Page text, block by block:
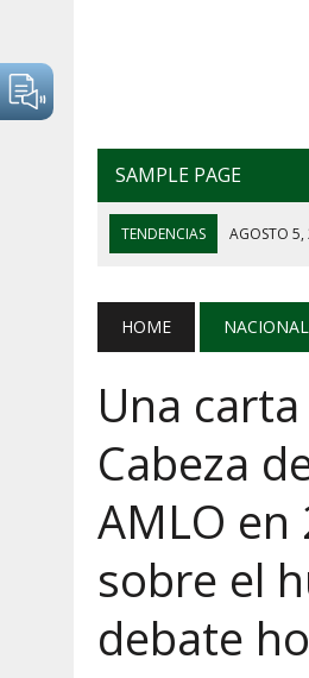
SAMPLE PAGE
TENDENCIAS AGOSTO
AGOSTO 7, 2026 | EL
AGOSTO 7, 2026
HOME NACIONAL
Una
Cabeza
AMLO
sobre el
debate